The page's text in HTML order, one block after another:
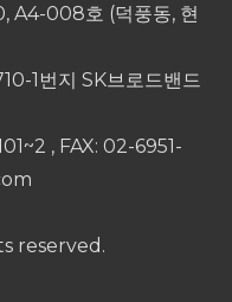
A4-008호 (덕풍동, 현
1번지 SK브로드밴드
, FAX: 02-6951-
reserved.